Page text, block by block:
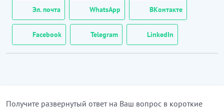
Эл. почта WhatsApp ВКонтакте
Facebook Telegram LinkedIn
Получите развернутый ответ на Ваш вопрос в короткие